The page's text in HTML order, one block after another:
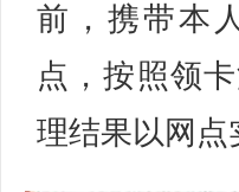
前，携带本
点，按照领
理结果以网点